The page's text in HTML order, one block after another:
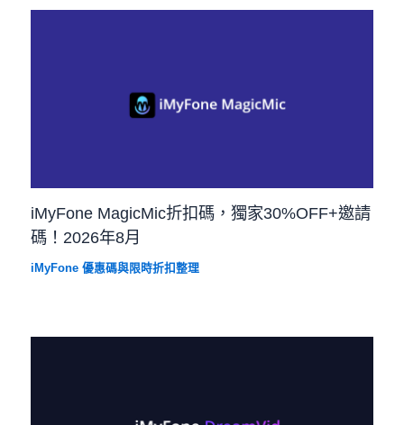
iMyFone MagicMic折扣碼，獨家30%OFF+邀請
碼！2026年8月
iMyFone 優惠碼與限時折扣整理